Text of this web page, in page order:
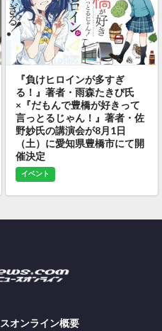
『負けヒロインが多すぎ
る！』著者・雨森たきび氏
×『だもんで豊橋が好きって
言っとるじゃん！』著者・佐
野妙氏の講演会が8月1日
（土）に愛知県豊橋市にて開
催決定
イベント
オンライン概要